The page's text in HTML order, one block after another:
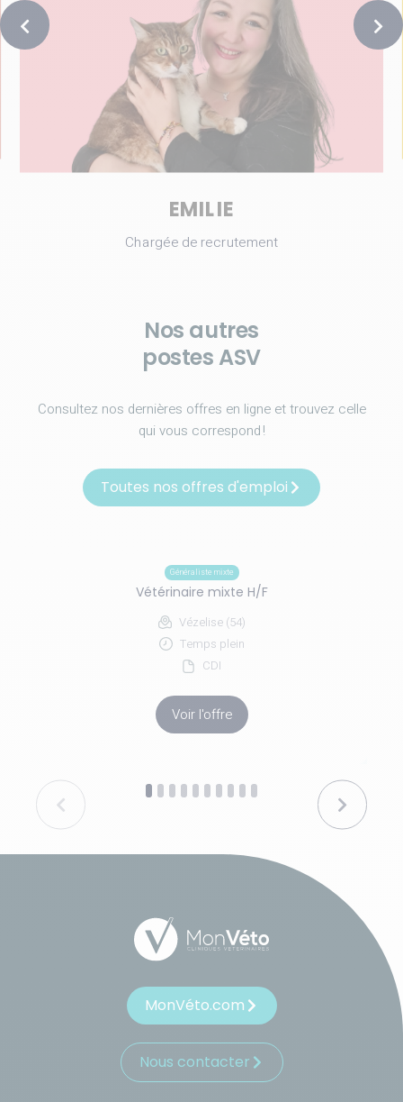
EMILIE
Chargée de recrutement
Nos autres
postes ASV
Consultez nos dernières offres en ligne et trouvez celle
qui vous correspond !
Toutes nos offres d'emploi
Généraliste mixte
Vétérinaire mixte H/F
Vézelise (54)
Temps plein
CDI
Voir l'offre
MonVéto.com
Nous contacter